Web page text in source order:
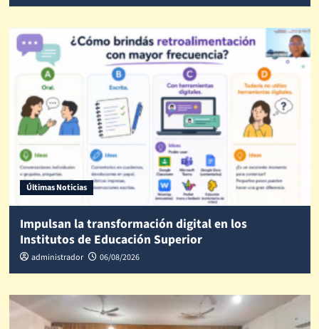
Últimas Noticias
Impulsan la transformación digital en los
Institutos de Educación Superior
administrador 06/08/2026